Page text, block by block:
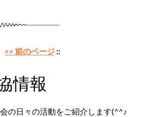
<< 前のページ ::
情報
の日々の活動をご紹介します(^^♪